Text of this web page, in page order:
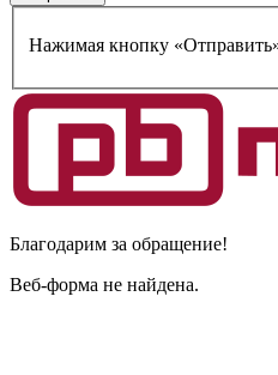
Нажимая кнопку
Благодарим за обращение!
Веб-форма не найдена.